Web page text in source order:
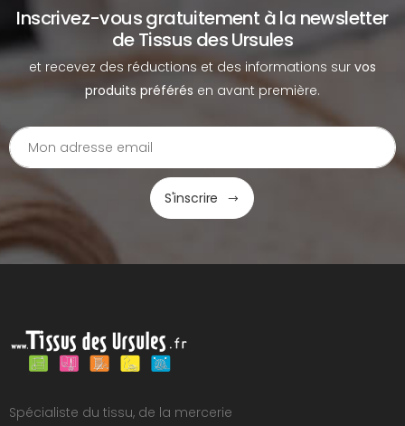
Inscrivez-vous gratuitement à la newsletter
de Tissus des Ursules
et recevez des réductions et des informations sur vos
produits préférés en avant première.
S'inscrire
Spécialiste du tissu, de la mercerie